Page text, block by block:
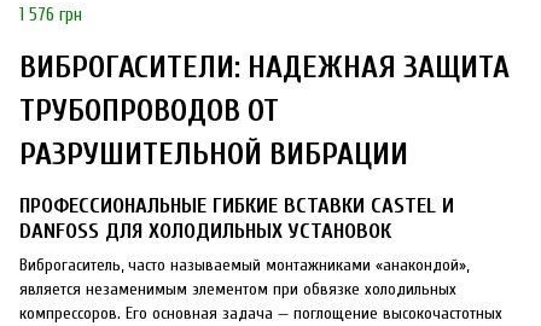
1 576 грн
ВИБРОГАСИТЕЛИ: НАДЕЖНАЯ ЗАЩИТА
ТРУБОПРОВОДОВ ОТ
РАЗРУШИТЕЛЬНОЙ ВИБРАЦИИ
ПРОФЕССИОНАЛЬНЫЕ ГИБКИЕ ВСТАВКИ CASTEL И
DANFOSS ДЛЯ ХОЛОДИЛЬНЫХ УСТАНОВОК
Виброгаситель, часто называемый монтажниками «анакондой»,
является незаменимым элементом при обвязке холодильных
компрессоров. Его основная задача — поглощение высокочастотных